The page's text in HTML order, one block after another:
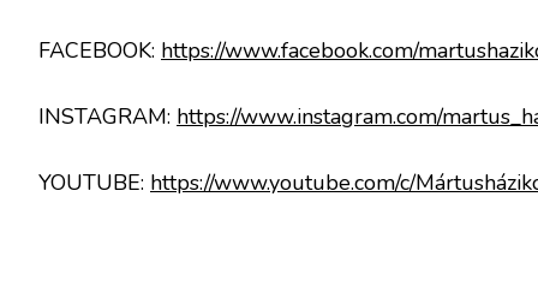
FACEBOOK: https://www.facebook.com/
INSTAGRAM: https://www.instagram.com/
YOUTUBE: https://www.youtube.com/c/